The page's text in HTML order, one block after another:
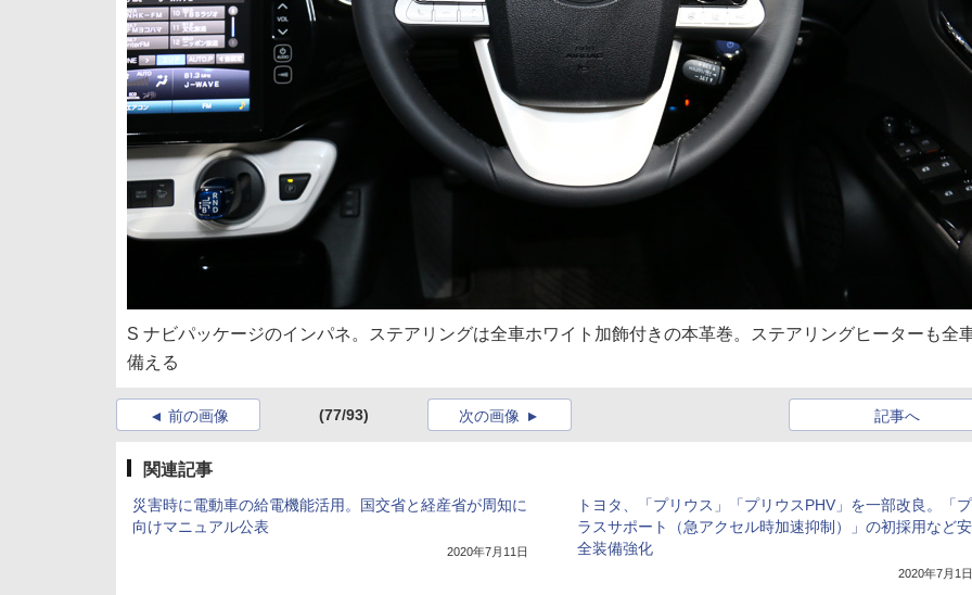
S ナビパッケージのインパネ。ステアリングは全車ホワイト加飾付きの本革巻。ステアリングヒーターも全
備える
前の画像 (77/93) 次の画像 記事へ
関連記事
災害時に電動車の給電機能活用。国交省と経産省が周知に
向けマニュアル公表
2020年7月11日
トヨタ、「プリウス」「プリウスPHV」を一部改良。「プ
ラスサポート（急アクセル時加速抑制）」の初採用など安
全装備強化
2020年7月1日